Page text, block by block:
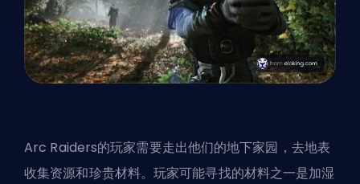
Arc Raiders的玩家需要走出他们的地下家园，去地表
收集资源和珍贵材料。玩家可能寻找的材料之一是加湿